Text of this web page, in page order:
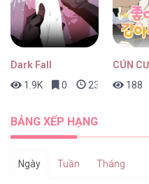
Dark Fall
1.9K
0 23 giờ trước
CÚN
188
BẢNG XẾP HẠNG
Ngày Tuần Tháng